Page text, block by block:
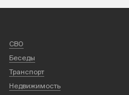
СВО
Беседы
Транспорт
Недвижимость